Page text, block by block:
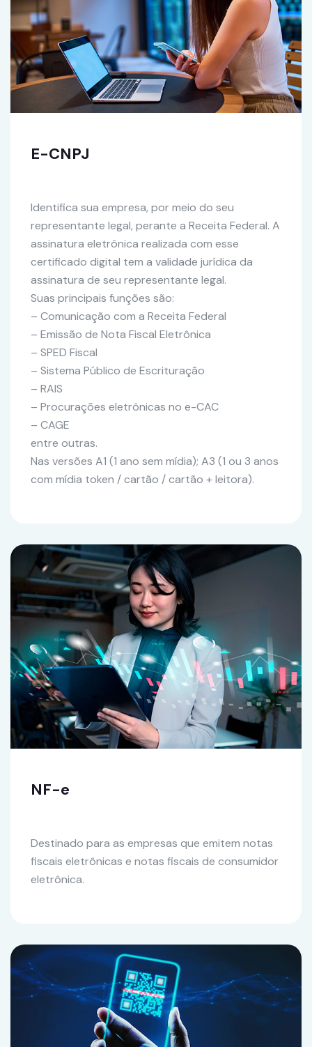
E-CNPJ
Identifica sua empresa, por meio do seu
representante legal, perante a Receita Federal. A
assinatura eletrônica realizada com esse
certificado digital tem a validade jurídica da
assinatura de seu representante legal.
Suas principais funções são:
– Comunicação com a Receita Federal
– Emissão de Nota Fiscal Eletrônica
– SPED Fiscal
– Sistema Público de Escrituração
– RAIS
– Procurações eletrônicas no e-CAC
– CAGE
entre outras.
Nas versões A1 (1 ano sem mídia); A3 (1 ou 3 anos
com mídia token / cartão / cartão + leitora).
NF-e
Destinado para as empresas que emitem notas
fiscais eletrônicas e notas fiscais de consumidor
eletrônica.